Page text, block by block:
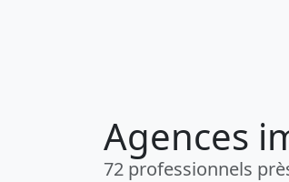
Agences
72 professionnels